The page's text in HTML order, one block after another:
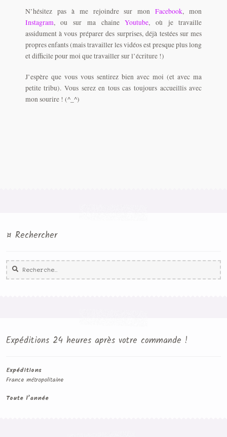
N’hésitez pas à me rejoindre sur monFacebook, mon
Instagram, ou sur ma chaineYoutube, où je travaille
assidument à vous préparer des surprises, déjà testées sur mes
propres enfants (mais travailler les vidéos est presque plus long
et difficile pour moi que travailler sur l’écriture !)
J’espère que vous vous sentirez bien avec moi (et avec ma
petite tribu). Vous serez en tous cas toujours accueillis avec
mon sourire ! (^_^)
¤ Rechercher
Rechercher :
Expéditions 24 heures après votre commande !
Expéditions
France métropolitaine
Toute l’année